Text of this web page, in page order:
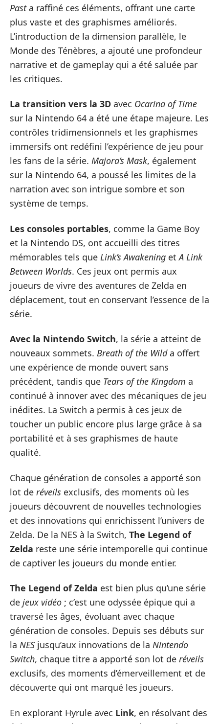
Pasta raffiné ces éléments, offrant une carte
plus vaste et des graphismes améliorés.
L’introduction de la dimension parallèle, le
Monde des Ténèbres, a ajouté une profondeur
narrative et de gameplay qui a été saluée par
les critiques.
La transition vers la 3D avec Ocarina of Time
sur la Nintendo 64 a été une étape majeure. Les
contrôles tridimensionnels et les graphismes
immersifs ont redéfini l’expérience de jeu pour
les fans de la série. Majora’s Mask, également
sur la Nintendo 64, a poussé les limites de la
narration avec son intrigue sombre et son
système de temps.
Les consoles portables, comme la Game Boy
et la Nintendo DS, ont accueilli des titres
mémorables tels que Link’s Awakening etA Link
Between Worlds. Ces jeux ont permis aux
joueurs de vivre des aventures de Zelda en
déplacement, tout en conservant l’essence de la
série.
Avec la Nintendo Switch, la série a atteint de
nouveaux sommets. Breath of the Wilda offert
une expérience de monde ouvert sans
précédent, tandis que Tears of the Kingdom a
continué à innover avec des mécaniques de jeu
inédites. La Switch a permis à ces jeux de
toucher un public encore plus large grâce à sa
portabilité et à ses graphismes de haute
qualité.
Chaque génération de consoles a apporté son
lot de réveils exclusifs, des moments où les
joueurs découvrent de nouvelles technologies
et des innovations qui enrichissent l’univers de
Zelda. De la NES à la Switch, The Legend of
Zelda reste une série intemporelle qui continue
de captiver les joueurs du monde entier.
The Legend of Zelda est bien plus qu’une série
de jeux vidéo ; c’est une odyssée épique qui a
traversé les âges, évoluant avec chaque
génération de consoles. Depuis ses débuts sur
la NES jusqu’aux innovations de la Nintendo
Switch, chaque titre a apporté son lot de réveils
exclusifs, des moments d’émerveillement et de
découverte qui ont marqué les joueurs.
En explorant Hyrule avec Link, en résolvant des